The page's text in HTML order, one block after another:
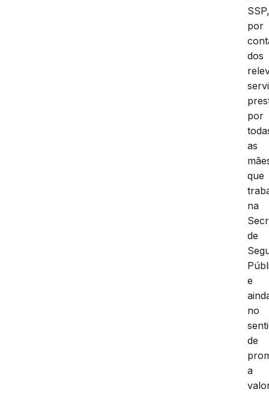
por
dos
por
as
que
na
de
e
no
de
a